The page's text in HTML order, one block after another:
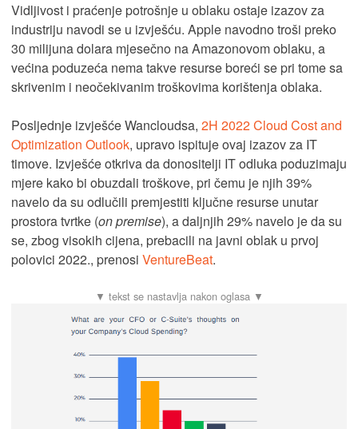
Vidljivost i praćenje potrošnje u oblaku ostaje izazov za
industriju navodi se u izvješću. Apple navodno troši preko
30 milijuna dolara mjesečno na Amazonovom oblaku, a
većina poduzeća nema takve resurse boreći se pri tome sa
skrivenim i neočekivanim troškovima korištenja oblaka.
Posljednje izvješće Wancloudsa, 2H 2022 Cloud Cost and
Optimization Outlook, upravo ispituje ovaj izazov za IT
timove. Izvješće otkriva da donositelji IT odluka poduzimaju
mjere kako bi obuzdali troškove, pri čemu je njih 39%
navelo da su odlučili premjestiti ključne resurse unutar
prostora tvrtke (on premise), a daljnjih 29% navelo je da su
se, zbog visokih cijena, prebacili na javni oblak u prvoj
polovici 2022., prenosi VentureBeat.